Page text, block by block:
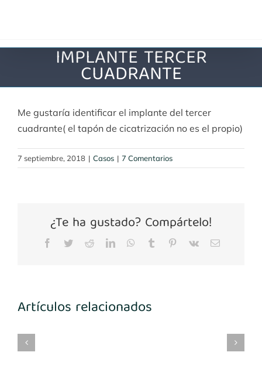
IMPLANTE TERCER
CUADRANTE
Me gustaría identificar el implante del tercer
cuadrante( el tapón de cicatrización no es el propio)
7 septiembre, 2018 | Casos | 7 Comentarios
¿Te ha gustado? Compártelo!
Facebook
TwitterRedditLinkedInWhatsApp
Tumblr Pinterest
Vk
Correo
Artículos relacionados
Implantes